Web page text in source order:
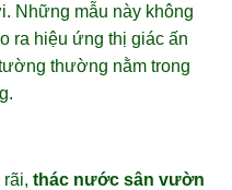
Những mẫu này không
ra hiệu ứng thị giác ấn
thường nằm trong
thác nước sân vườn